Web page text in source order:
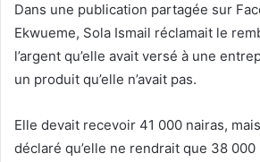
Dans une publication partagée sur
Ekwueme, Sola Ismail réclamait le
l’argent qu’elle avait versé à une
un produit qu’elle n’avait pas.
Elle devait recevoir 41 000 nairas,
déclaré qu’elle ne rendrait que 38